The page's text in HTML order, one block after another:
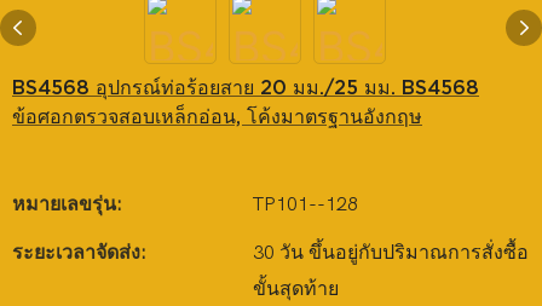
BS4568 อุปกรณ์ท่อร้อยสาย 20 มม./25 มม. BS4568
ข้อศอกตรวจสอบเหล็กอ่อน, โค้งมาตรฐานอังกฤษ
หมายเลขรุ่น: TP101--128
ระยะเวลาจัดส่ง:
30 วัน ขึ้นอยู่กับปริมาณการสั่งซื้อ
ขั้นสุดท้าย